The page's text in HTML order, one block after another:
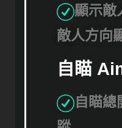
顯示敵
敵人方向
自瞄
自瞄總